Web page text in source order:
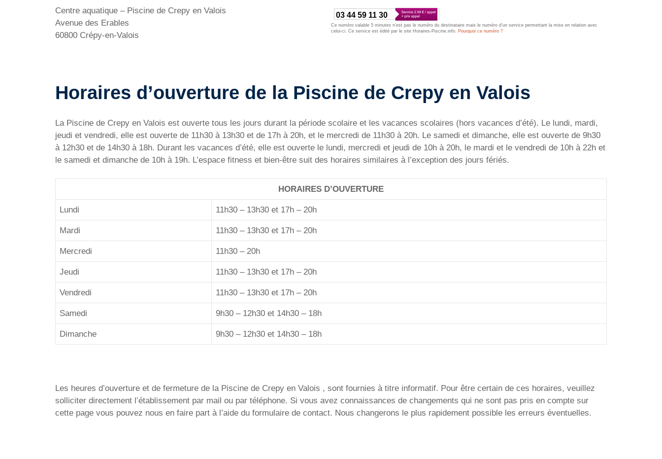
Centre aquatique – Piscine de Crepy en Valois
Avenue des Erables
60800 Crépy-en-Valois
03 44 59 11 30
Ce numéro valable 5 minutes n’est pas le numéro du destinataire mais le numéro d’un service permettant la mise en relation avec
celui-ci. Ce service est édité par le site Horaires-Piscine.info. Pourquoi ce numéro ?
Horaires d’ouverture de la Piscine de Crepy en Valois
La Piscine de Crepy en Valois est ouverte tous les jours durant la période scolaire et les vacances scolaires (hors vacances d’été). Le lundi, mardi,
jeudi et vendredi, elle est ouverte de 11h30 à 13h30 et de 17h à 20h, et le mercredi de 11h30 à 20h. Le samedi et dimanche, elle est ouverte de 9h30
à 12h30 et de 14h30 à 18h. Durant les vacances d’été, elle est ouverte le lundi, mercredi et jeudi de 10h à 20h, le mardi et le vendredi de 10h à 22h et
le samedi et dimanche de 10h à 19h. L’espace fitness et bien-être suit des horaires similaires à l’exception des jours fériés.
HORAIRES D’OUVERTURE
Lundi 11h30 – 13h30 et 17h – 20h
Mardi 11h30 – 13h30 et 17h – 20h
Mercredi 11h30 – 20h
Jeudi 11h30 – 13h30 et 17h – 20h
Vendredi 11h30 – 13h30 et 17h – 20h
Samedi 9h30 – 12h30 et 14h30 – 18h
Dimanche 9h30 – 12h30 et 14h30 – 18h
Les heures d’ouverture et de fermeture de la Piscine de Crepy en Valois , sont fournies à titre informatif. Pour être certain de ces horaires, veuillez
solliciter directement l’établissement par mail ou par téléphone. Si vous avez connaissances de changements qui ne sont pas pris en compte sur
cette page vous pouvez nous en faire part à l’aide du formulaire de contact. Nous changerons le plus rapidement possible les erreurs éventuelles.